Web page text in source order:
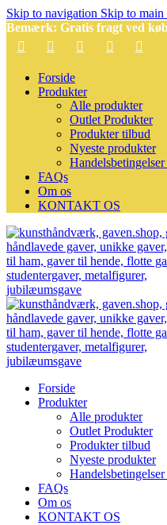
Skip to navigation Skip to main
Bemærk: Gratis fragt ved
Forside
Produkter
Alle produkter
Outlet Produkter
Produkter tilbud
Nyeste produkter
FAQs
Om os
KONTAKT OS
Forside
Produkter
Alle produkter
Outlet Produkter
Produkter tilbud
Nyeste produkter
FAQs
Om os
KONTAKT OS